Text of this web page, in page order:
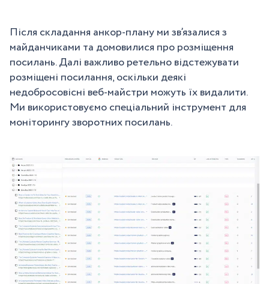
Після складання анкор-плану ми зв’язалися з
майданчиками та домовилися про розміщення
посилань. Далі важливо ретельно відстежувати
розміщені посилання, оскільки деякі
недобросовісні веб-майстри можуть їх видалити.
Ми використовуємо спеціальний інструмент для
моніторингу зворотних посилань.